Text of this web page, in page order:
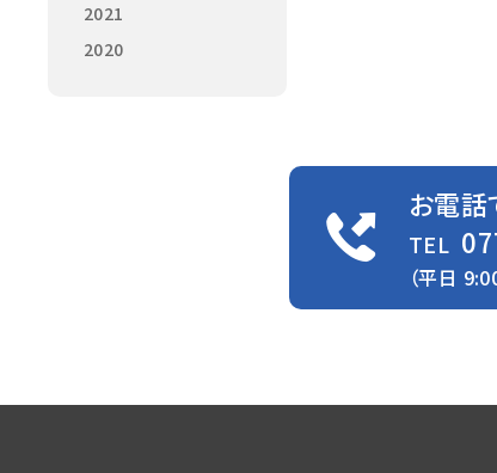
2021
2020
お電話
TEL
（平日